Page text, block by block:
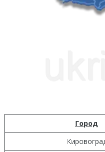
Город